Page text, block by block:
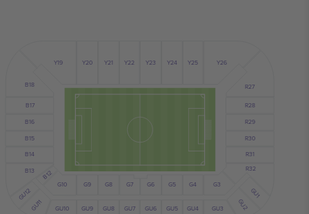
Y19 Y20 Y21 Y22 Y23 Y24 Y25 Y26
R32
R31
R30
R29
R28
R27
B12
B13
B14
B15
B16
B17
B18
G3
G4
G5
G6
G7
G8
G9
G10
GU1
GU2
GU3
GU4
GU5
GU6
GU7
GU8
GU9
GU10
GU11
GU12